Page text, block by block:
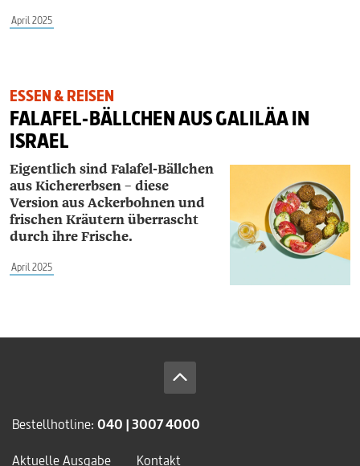
April 2025
ESSEN & REISEN
FALAFEL-BÄLLCHEN AUS GALILÄA IN
ISRAEL
Eigentlich sind Falafel-Bällchen
aus Kichererbsen – diese
Version aus Ackerbohnen und
frischen Kräutern überrascht
durch ihre Frische.
April 2025
Bestellhotline: 040 | 3007 4000
Aktuelle Ausgabe
Kontakt